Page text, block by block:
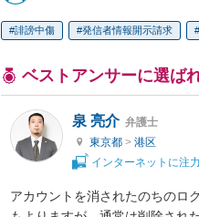
誹謗中傷 発信者情報開示請求
ベストアンサーに選ば
泉 亮介 弁護士
東京都 > 港区
インターネットに注
アカウントを消されたのちのロ